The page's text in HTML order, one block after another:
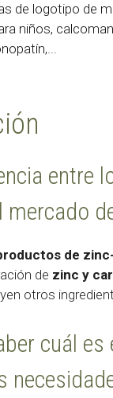
de logotipo de
niños,
entre
mercado
de
de zinc y
otros
cuál